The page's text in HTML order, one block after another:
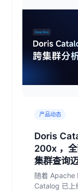
产品动态
Doris
200x ，
集群查询
随着 Apache Doris 4.0.2 发布，重磅特性 Doris
Catalog 已上